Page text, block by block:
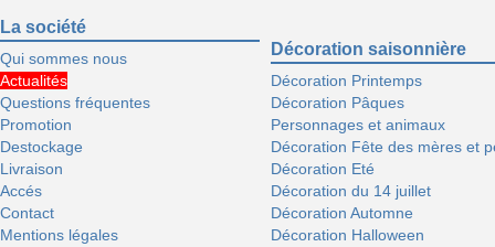
La société
Qui sommes nous
Actualités
Questions fréquentes
Promotion
Destockage
Livraison
Accés
Contact
Mentions légales
Décoration saisonnière
Décoration Printemps
Décoration Pâques
Personnages et animaux
Décoration Fête des mères et
Décoration Eté
Décoration du 14 juillet
Décoration Automne
Décoration Halloween